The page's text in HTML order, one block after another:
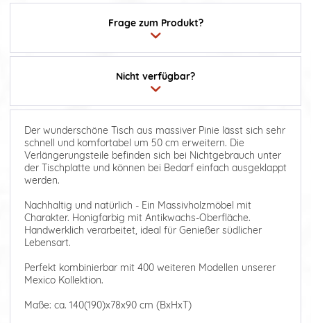
Frage zum Produkt?
Nicht verfügbar?
Der wunderschöne Tisch aus massiver Pinie lässt sich sehr
schnell und komfortabel um 50 cm erweitern. Die
Verlängerungsteile befinden sich bei Nichtgebrauch unter
der Tischplatte und können bei Bedarf einfach ausgeklappt
werden.
Nachhaltig und natürlich - Ein Massivholzmöbel mit
Charakter. Honigfarbig mit Antikwachs-Oberfläche.
Handwerklich verarbeitet, ideal für Genießer südlicher
Lebensart.
Perfekt kombinierbar mit 400 weiteren Modellen unserer
Mexico Kollektion.
Maße: ca. 140(190)x78x90 cm (BxHxT)